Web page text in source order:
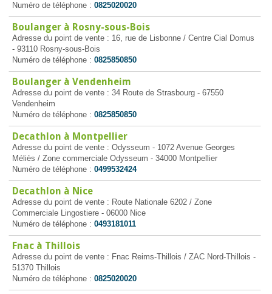
Numéro de téléphone : 0825020020
Boulanger à Rosny-sous-Bois
Adresse du point de vente : 16, rue de Lisbonne / Centre Cial Domus
- 93110 Rosny-sous-Bois
Numéro de téléphone : 0825850850
Boulanger à Vendenheim
Adresse du point de vente : 34 Route de Strasbourg - 67550
Vendenheim
Numéro de téléphone : 0825850850
Decathlon à Montpellier
Adresse du point de vente : Odysseum - 1072 Avenue Georges
Méliès / Zone commerciale Odysseum - 34000 Montpellier
Numéro de téléphone : 0499532424
Decathlon à Nice
Adresse du point de vente : Route Nationale 6202 / Zone
Commerciale Lingostiere - 06000 Nice
Numéro de téléphone : 0493181011
Fnac à Thillois
Adresse du point de vente : Fnac Reims-Thillois / ZAC Nord-Thillois -
51370 Thillois
Numéro de téléphone : 0825020020